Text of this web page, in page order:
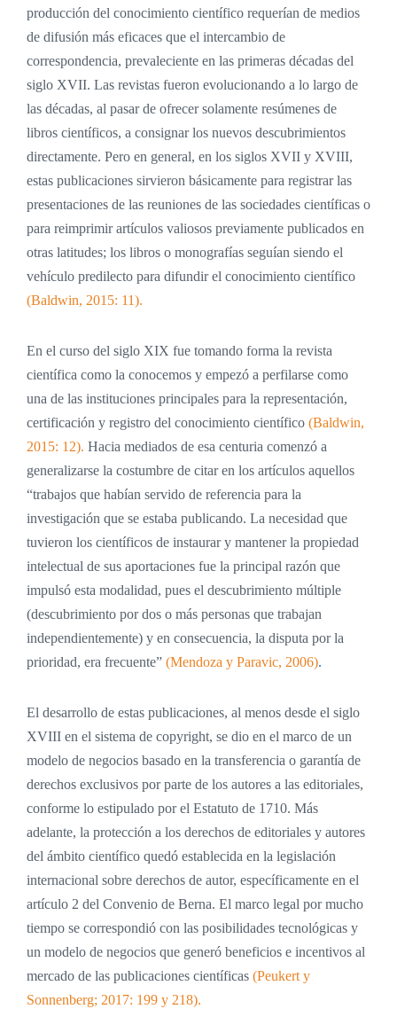
producción del conocimiento científico requerían de medios
de difusión más eficaces que el intercambio de
correspondencia, prevaleciente en las primeras décadas del
siglo XVII. Las revistas fueron evolucionando a lo largo de
las décadas, al pasar de ofrecer solamente resúmenes de
libros científicos, a consignar los nuevos descubrimientos
directamente. Pero en general, en los siglos XVII y XVIII,
estas publicaciones sirvieron básicamente para registrar las
presentaciones de las reuniones de las sociedades científicas o
para reimprimir artículos valiosos previamente publicados en
otras latitudes; los libros o monografías seguían siendo el
vehículo predilecto para difundir el conocimiento científico
(Baldwin, 2015: 11).
En el curso del siglo XIX fue tomando forma la revista
científica como la conocemos y empezó a perfilarse como
una de las instituciones principales para la representación,
certificación y registro del conocimiento científico (Baldwin,
2015: 12). Hacia mediados de esa centuria comenzó a
generalizarse la costumbre de citar en los artículos aquellos
“trabajos que habían servido de referencia para la
investigación que se estaba publicando. La necesidad que
tuvieron los científicos de instaurar y mantener la propiedad
intelectual de sus aportaciones fue la principal razón que
impulsó esta modalidad, pues el descubrimiento múltiple
(descubrimiento por dos o más personas que trabajan
independientemente) y en consecuencia, la disputa por la
prioridad, era frecuente” (Mendoza y Paravic, 2006).
El desarrollo de estas publicaciones, al menos desde el siglo
XVIII en el sistema de copyright, se dio en el marco de un
modelo de negocios basado en la transferencia o garantía de
derechos exclusivos por parte de los autores a las editoriales,
conforme lo estipulado por el Estatuto de 1710. Más
adelante, la protección a los derechos de editoriales y autores
del ámbito científico quedó establecida en la legislación
internacional sobre derechos de autor, específicamente en el
artículo 2 del Convenio de Berna. El marco legal por mucho
tiempo se correspondió con las posibilidades tecnológicas y
un modelo de negocios que generó beneficios e incentivos al
mercado de las publicaciones científicas (Peukert y
Sonnenberg; 2017: 199 y 218).